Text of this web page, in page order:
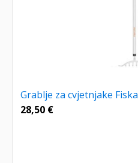
Grablje za cvjetnjake
28,50 €